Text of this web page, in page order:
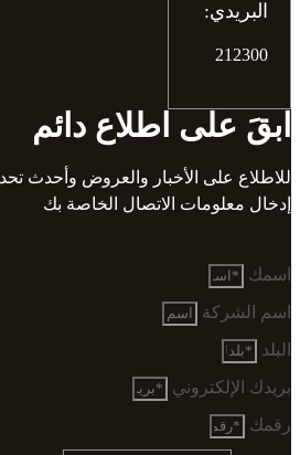
البريدي:
212300
ابقَ على اطلاع دائم
للاطلاع على الأخبار والعروض وأحدث
إدخال معلومات الاتصال الخاصة بك
اسمك
اسم الشركة
البلد
بريدك الإلكتروني
رقمك